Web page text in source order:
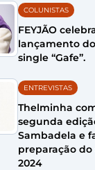
COLUNISTAS
FEYJÃO
lançamento
single “Gafe”.
ENTREVISTAS
Thelminha
segunda
Sambadela e
preparação
2024